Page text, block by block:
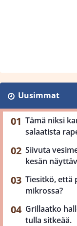
Uusimmat
Tämä niksi
salaatista
Siivuta
kesän
Tiesitkö, että
mikrossa?
Grillaatko
tulla sitkeää.